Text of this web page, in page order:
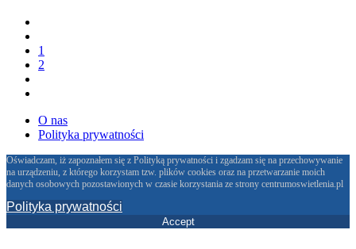
1
2
O nas
Polityka prywatności
Oświadczam, iż zapoznałem się z Polityką prywatności i zgadzam się na przechowywanie
na urządzeniu, z którego korzystam tzw. plików cookies oraz na przetwarzanie moich
danych osobowych pozostawionych w czasie korzystania ze strony centrumoswietlenia.pl
Polityka prywatności
Accept